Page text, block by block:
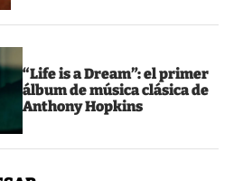
“Life is a Dream”: el primer
álbum de música clásica de
Anthony Hopkins